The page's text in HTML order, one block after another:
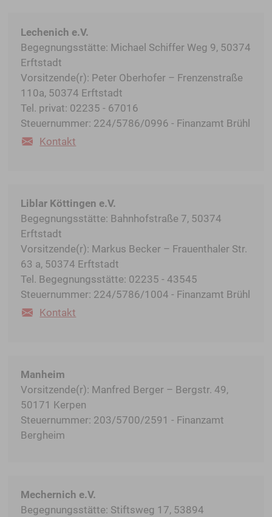
Lechenich e.V.
Begegnungsstätte: Michael Schiffer Weg 9, 50374
Erftstadt
Vorsitzende(r): Peter Oberhofer – Frenzenstraße
110a, 50374 Erftstadt
Tel. privat: 02235 - 67016
Steuernummer: 224/5786/0996 - Finanzamt Brühl
Kontakt
Liblar Köttingen e.V.
Begegnungsstätte: Bahnhofstraße 7, 50374
Erftstadt
Vorsitzende(r): Markus Becker – Frauenthaler Str.
63 a, 50374 Erftstadt
Tel. Begegnungsstätte: 02235 - 43545
Steuernummer: 224/5786/1004 - Finanzamt Brühl
Kontakt
Manheim
Vorsitzende(r): Manfred Berger – Bergstr. 49,
50171 Kerpen
Steuernummer: 203/5700/2591 - Finanzamt
Bergheim
Mechernich e.V.
Begegnungsstätte: Stiftsweg 17, 53894